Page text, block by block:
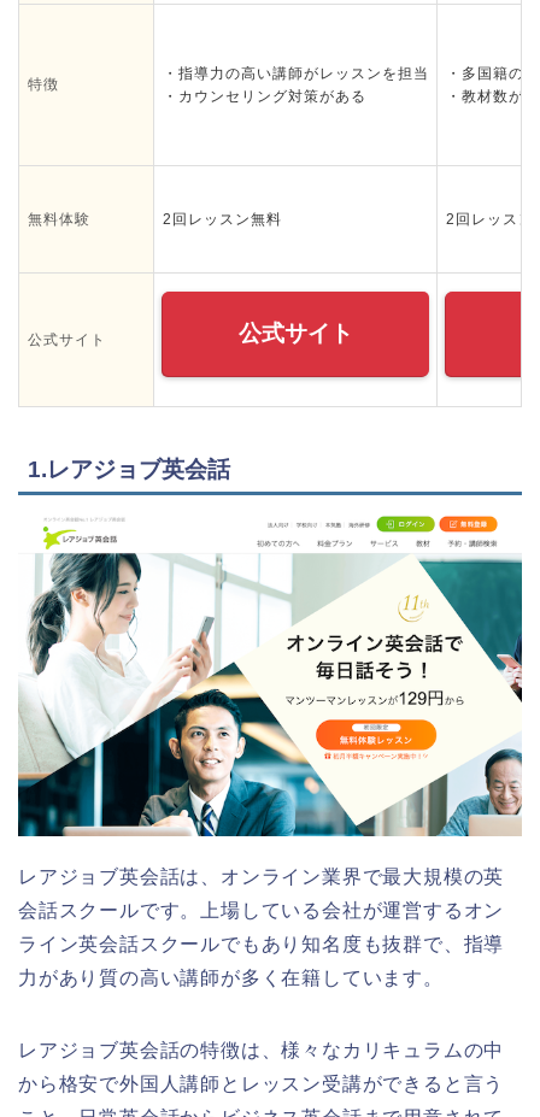
特徴
・指導力の高い講師がレッスンを担当
・カウンセリング対策がある
・多国籍の
・教材数が
無料体験 2回レッスン無料 2回レッスン
公式サイト 公式サイト
1.レアジョブ英会話
レアジョブ英会話は、オンライン業界で最大規模の英
会話スクールです。上場している会社が運営するオン
ライン英会話スクールでもあり知名度も抜群で、指導
力があり質の高い講師が多く在籍しています。
レアジョブ英会話の特徴は、様々なカリキュラムの中
から格安で外国人講師とレッスン受講ができると言う